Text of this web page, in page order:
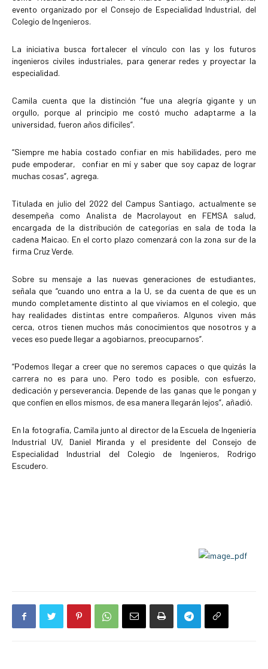
evento organizado por el Consejo de Especialidad Industrial, del
Colegio de Ingenieros.
La iniciativa busca fortalecer el vínculo con las y los futuros
ingenieros civiles industriales, para generar redes y proyectar la
especialidad.
Camila cuenta que la distinción “fue una alegría gigante y un
orgullo, porque al principio me costó mucho adaptarme a la
universidad, fueron años difíciles”.
“Siempre me había costado confiar en mis habilidades, pero me
pude empoderar, confiar en mí y saber que soy capaz de lograr
muchas cosas”, agrega.
Titulada en julio del 2022 del Campus Santiago, actualmente se
desempeña como Analista de Macrolayout en FEMSA salud,
encargada de la distribución de categorías en sala de toda la
cadena Maicao. En el corto plazo comenzará con la zona sur de la
firma Cruz Verde.
Sobre su mensaje a las nuevas generaciones de estudiantes,
señala que “cuando uno entra a la U, se da cuenta de que es un
mundo completamente distinto al que vivíamos en el colegio, que
hay realidades distintas entre compañeros. Algunos viven más
cerca, otros tienen muchos más conocimientos que nosotros y a
veces eso puede llegar a agobiarnos, preocuparnos”.
“Podemos llegar a creer que no seremos capaces o que quizás la
carrera no es para uno. Pero todo es posible, con esfuerzo,
dedicación y perseverancia. Depende de las ganas que le pongan y
que confíen en ellos mismos, de esa manera llegarán lejos”, añadió.
En la fotografía, Camila junto al director de la Escuela de Ingeniería
Industrial UV, Daniel Miranda y el presidente del Consejo de
Especialidad Industrial del Colegio de Ingenieros, Rodrigo
Escudero.